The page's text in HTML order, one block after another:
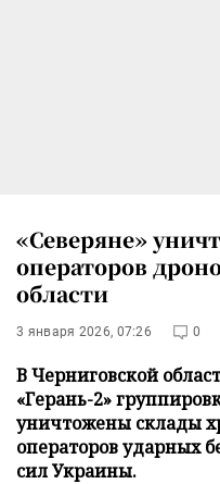
«Северяне»
операторов
области
3 января 2026, 07:26 0
В Черниговской
«Герань-2»
уничтожены склады
операторов ударных
сил Украины.